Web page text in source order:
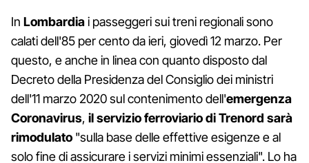
In Lombardiai passeggeri sui treni regionali sono
calati dell'85 per cento da ieri, giovedì 12 marzo. Per
questo, e anche in linea con quanto disposto dal
Decreto della Presidenza del Consiglio dei ministri
dell'11 marzo 2020 sul contenimento dell'emergenza
Coronavirus, il servizio ferroviario di Trenord sarà
rimodulato "sulla base delle effettive esigenze e al
solo fine di assicurare i servizi minimi essenziali". Lo ha